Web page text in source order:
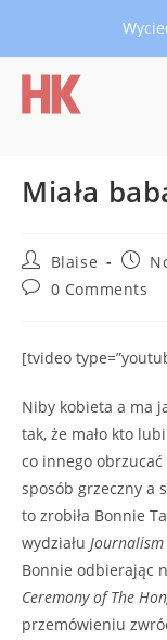
Miała
Post
author:
Blaise
Post
Post0 Comments
[tvideo
Niby kobieta a ma
tak, że mało kto
co innego
sposób grzeczny a
to zrobiła Bonnie
wydziału
Bonnie odbierając
Ceremony of The
przemówieniu